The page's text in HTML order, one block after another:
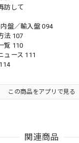
訪して
盤／輸入盤 094
法 107
覧 110
ュース 111
この商品をアプリで見る
関連商品